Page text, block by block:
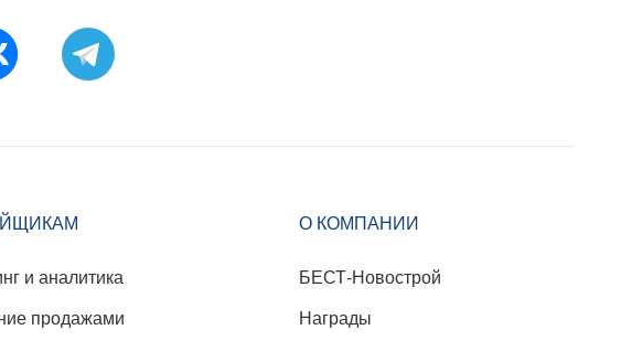
и аналитика
продажами
О КОМПАНИИ
БЕСТ-Новострой
Награды